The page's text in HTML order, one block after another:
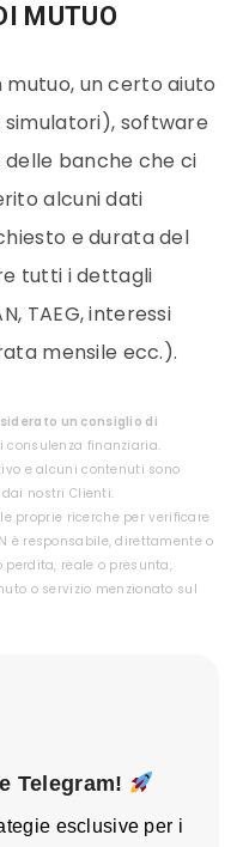
MUTUO
mutuo, un certo aiuto
simulatori), software
delle banche che ci
alcuni dati
e durata del
tutti i dettagli
TAEG, interessi
mensile ecc.).
un consiglio di
consulenza finanziaria.
e alcuni contenuti sono
nostri Clienti.
proprie ricerche per verificare
è responsabile, direttamente o
reale o presunta,
o servizio menzionato sul
Telegram!
esclusive per i